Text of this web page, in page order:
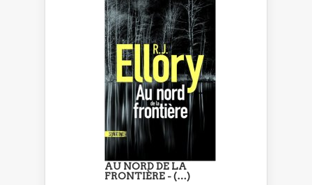
AU NORD DE LA
FRONTIÈRE - (…)